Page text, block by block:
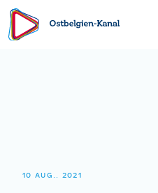
10 AUG.. 2021